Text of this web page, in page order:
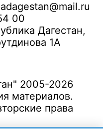
00
Дагестан,
1А
2005-2026
материалов.
права